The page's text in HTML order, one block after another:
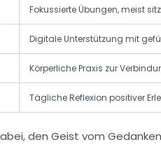
Fokussierte Übungen, meist
Digitale Unterstützung mit
Körperliche Praxis zur
Tägliche Reflexion positiver
den Geist vom